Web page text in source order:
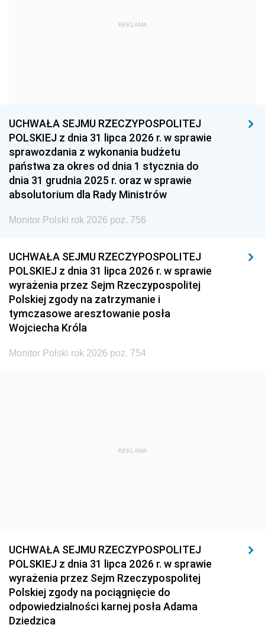
1959
1939 1938 1937
1936 1930
REKLAMA
UCHWAŁA SEJMU RZECZYPOSPOLITEJ
POLSKIEJ z dnia 31 lipca 2026 r. w sprawie
sprawozdania z wykonania budżetu
państwa za okres od dnia 1 stycznia do
dnia 31 grudnia 2025 r. oraz w sprawie
absolutorium dla Rady Ministrów
Monitor Polski rok 2026 poz. 756
UCHWAŁA SEJMU RZECZYPOSPOLITEJ
POLSKIEJ z dnia 31 lipca 2026 r. w sprawie
wyrażenia przez Sejm Rzeczypospolitej
Polskiej zgody na zatrzymanie i
tymczasowe aresztowanie posła
Wojciecha Króla
Monitor Polski rok 2026 poz. 754
REKLAMA
UCHWAŁA SEJMU RZECZYPOSPOLITEJ
POLSKIEJ z dnia 31 lipca 2026 r. w sprawie
wyrażenia przez Sejm Rzeczypospolitej
Polskiej zgody na pociągnięcie do
odpowiedzialności karnej posła Adama
Dziedzica